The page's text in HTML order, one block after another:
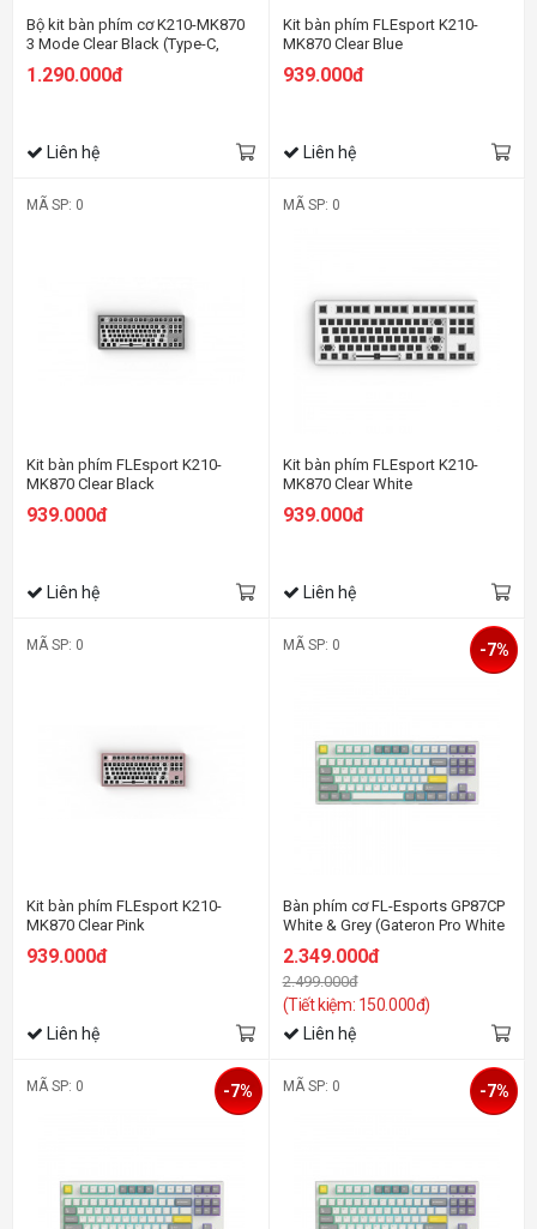
Bộ kit bàn phím cơ K210-MK870
3 Mode Clear Black (Type-C,
1.290.000đ
Liên hệ
Kit bàn phím FLEsport K210-
MK870 Clear Blue
939.000đ
Liên hệ
MÃ SP: 0
Kit bàn phím FLEsport K210-
MK870 Clear Black
939.000đ
Liên hệ
MÃ SP: 0
Kit bàn phím FLEsport K210-
MK870 Clear White
939.000đ
Liên hệ
MÃ SP: 0
Kit bàn phím FLEsport K210-
MK870 Clear Pink
939.000đ
Liên hệ
MÃ SP: 0
Bàn phím cơ FL-Esports GP87CP
White & Grey (Gateron Pro White
2.349.000đ
2.499.000đ
(Tiết kiệm: 150.000đ)
-7%
Liên hệ
MÃ SP: 0 -7% MÃ SP: 0 -7%